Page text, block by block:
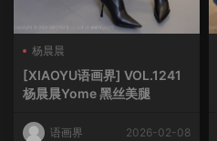
杨晨晨
[XIAOYU语画界] VOL.1241
杨晨晨Yome 黑丝美腿
语画界 2026-02-08